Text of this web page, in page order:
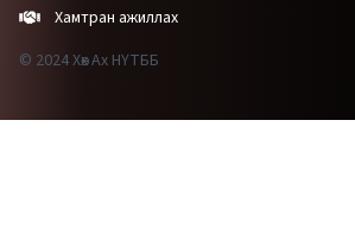
Хамтран ажиллах
© 2024 Хөх Ах НҮТББ